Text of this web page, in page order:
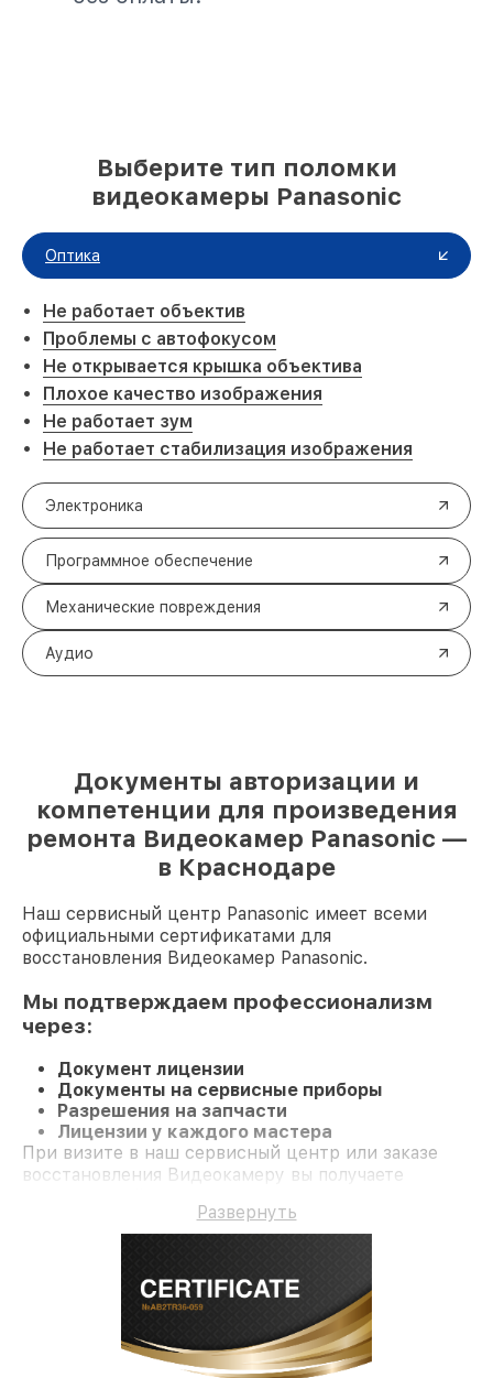
Выберите тип поломки
видеокамеры Panasonic
Оптика
Не работает объектив
Проблемы с автофокусом
Не открывается крышка объектива
Плохое качество изображения
Не работает зум
Не работает стабилизация изображения
Электроника
Программное обеспечение
Механические повреждения
Аудио
Документы авторизации и
компетенции для произведения
ремонта Видеокамер Panasonic —
в Краснодаре
Наш сервисный центр Panasonic имеет всеми
официальными сертификатами для
восстановления Видеокамер Panasonic.
Мы подтверждаем профессионализм
через:
Документ лицензии
Документы на сервисные приборы
Разрешения на запчасти
Лицензии у каждого мастера
При визите в наш сервисный центр или заказе
восстановления Видеокамеру вы получаете
Развернуть